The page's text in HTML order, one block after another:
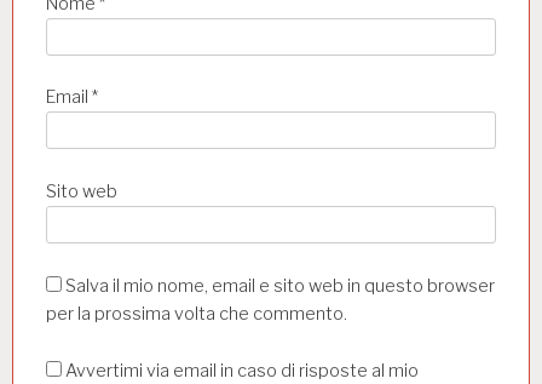
Email *
Sito web
Salva il mio nome, email e sito web in questo browser
per la prossima volta che commento.
Avvertimi via email in caso di risposte al mio